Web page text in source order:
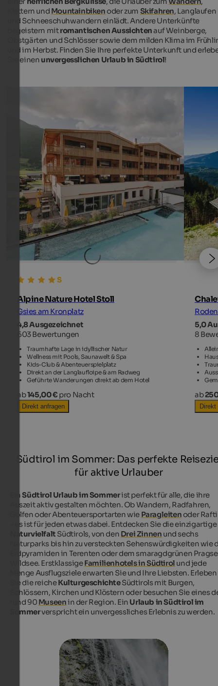
Klettern und Mountainbiken oder zum Skifahren, Langlaufen
und Schneeschuhwandern einlädt. Andere Unterkünfte
begeistern mitromantischen Aussichtenauf Weinberge,
Obstgärten und Schlösser sowie dem milden Klima im
und im Herbst. Finden Sie Ihre perfekte Unterkunft und
Sie einen unvergesslichen Urlaub in Südtirol!
Alpine Nature Hotel Stoll
Gsies am Kronplatz
4,8 Ausgezeichnet
603 Bewertungen
Traumhafte Lage in idyllischer Natur
Wellness mit Pools, Saunawelt & Spa
Kids-Club & Abenteuerspielplatz
Direkt an der Langlaufloipe & am Radweg
Geführte Wanderungen direkt ab dem Hotel
ab145,00 € pro Nacht
Direkt anfragen
5,0
8
ab
Direkt
Südtirol im Sommer: Das perfekte
für aktive Urlauber
EinSüdtirol Urlaub im Sommerist perfekt für alle, die ihre
Auszeit aktiv gestalten möchten. Ob Wandern, Radfahren,
Golfen oder Abenteuersportarten wie Paragleiten oder
– es ist für jeden etwas dabei. Entdecken Sie die einzigartige
Naturvielfalt Südtirols, von den Drei Zinnen und sechs
Naturparks bis hin zu versteckten Sehenswürdigkeiten wie
Erdpyramiden in Terenten oder dem smaragdgrünen
Wildsee. ErstklassigeFamilienhotels in Südtirol und jede
Menge Ausflugsziele erwarten Sie und Ihre Liebsten. Erleben
Sie die reicheKulturgeschichteSüdtirols mit Burgen,
Schlössern, Kirchen und Klöstern oder besuchen Sie eines
rund 90 Museenin der Region. Ein Urlaub in Südtirol im
Sommerverspricht ein unvergessliches Erlebnis zu werden.